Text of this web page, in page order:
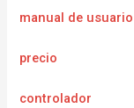
manual de usuario
precio
controlador